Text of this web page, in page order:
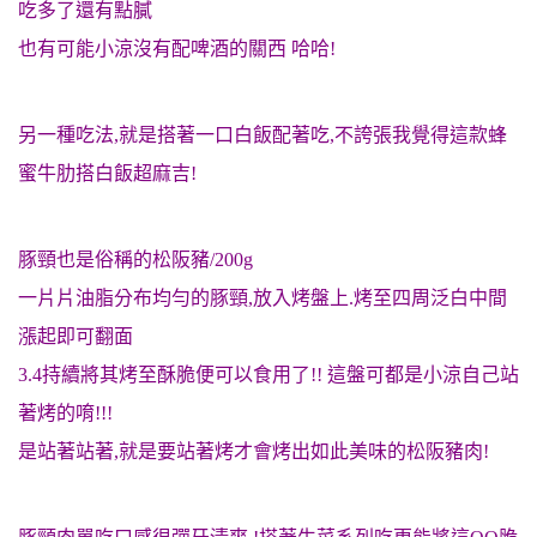
吃多了還有點膩
也有可能小涼沒有配啤酒的關西 哈哈!
另一種吃法,就是搭著一口白飯配著吃,不誇張我覺得這款蜂
蜜牛肋搭白飯超麻吉!
豚頸也是俗稱的松阪豬/200g
一片片油脂分布均勻的豚頸,放入烤盤上.烤至四周泛白中間
漲起即可翻面
3.4持續將其烤至酥脆便可以食用了!! 這盤可都是小涼自己站
著烤的唷!!!
是站著站著,就是要站著烤才會烤出如此美味的松阪豬肉!